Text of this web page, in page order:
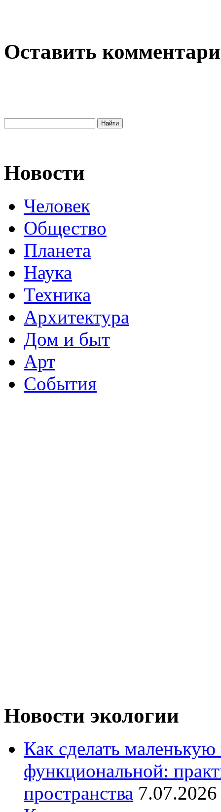
Оставить
Новости
Человек
Общество
Планета
Наука
Техника
Архитектура
Дом и быт
Арт
События
Новости экологии
Как сделать
функциональной:
пространства